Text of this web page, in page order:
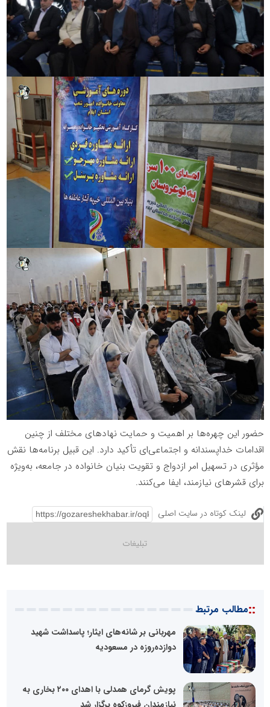
حضور این چهره‌ها بر اهمیت و حمایت نهادهای مختلف از چنین
اقدامات خداپسندانه و اجتماعی‌ای تأکید دارد. این قبیل برنامه‌ها نقش
مؤثری در تسهیل امر ازدواج و تقویت بنیان خانواده در جامعه، به‌ویژه
برای قشرهای نیازمند، ایفا می‌کنند.
لینک کوتاه در سایت اصلی
::مطالب مرتبط
مهربانی بر شانه‌های ایثار؛ پاسداشت شهید
دوازده‌روزه در مسعودیه
پویش گرمای همدلی با اهدای ۲۰۰ بخاری به